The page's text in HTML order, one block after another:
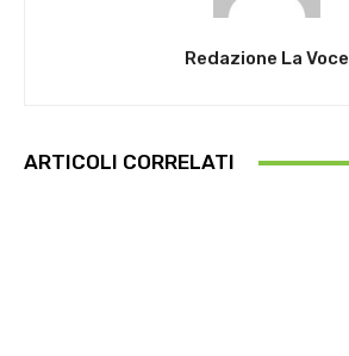
Redazione La Voce
ARTICOLI CORRELATI